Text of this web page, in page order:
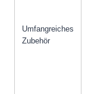
Umfangreiches
Zubehör